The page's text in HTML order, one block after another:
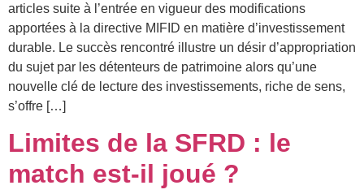
articles suite à l’entrée en vigueur des modifications
apportées à la directive MIFID en matière d’investissement
durable. Le succès rencontré illustre un désir d’appropriation
du sujet par les détenteurs de patrimoine alors qu’une
nouvelle clé de lecture des investissements, riche de sens,
s’offre […]
Limites de la SFRD : le
match est-il joué ?